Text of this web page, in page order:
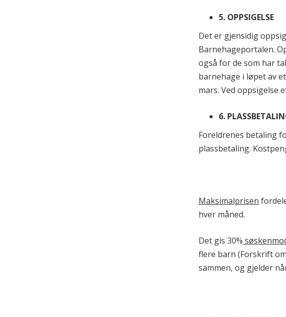
5. OPPSIGELSE
Det er gjensidig
Barnehageportalen.
også for de som har
barnehage i løpet av
mars. Ved oppsigelse
6.
Foreldrenes betaling
plassbetaling.
Maksimalprisen
hver måned.
Det gis 30%
flere barn (Forskrift
sammen, og gjelder